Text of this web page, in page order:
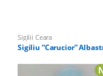
Sigilii Ceara
Sigiliu “Carucior”